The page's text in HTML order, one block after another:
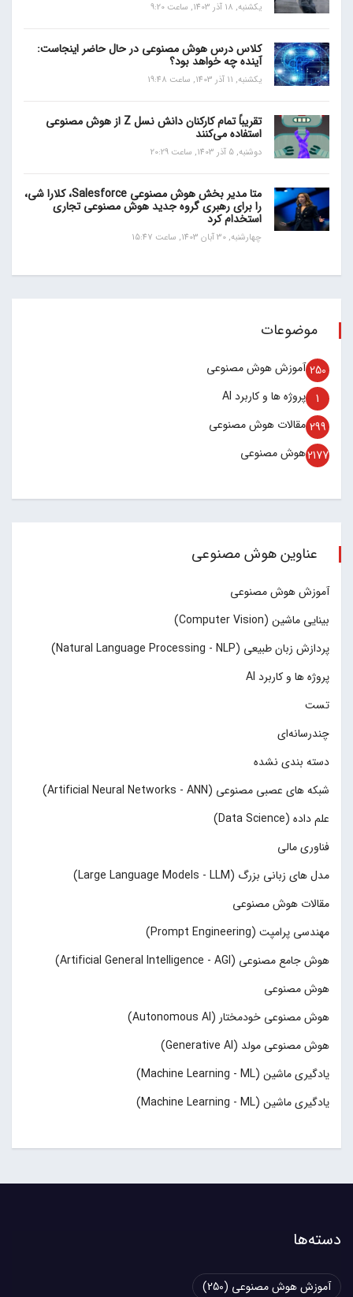
یکشنبه, 18 آذر 1403, ساعت 9:20
کلاس درس هوش مصنوعی در حال حاضر اینجاست:
آینده چه خواهد بود؟
یکشنبه, 11 آذر 1403, ساعت 19:48
تقریباً تمام کارکنان دانش نسل Z از هوش مصنوعی
استفاده می‌کنند
دوشنبه, 5 آذر 1403, ساعت 20:29
متا مدیر بخش هوش مصنوعی Salesforce، کلارا شی،
را برای رهبری گروه جدید هوش مصنوعی تجاری
استخدام کرد
چهارشنبه, 30 آبان 1403, ساعت 15:47
موضوعات
آموزش هوش مصنوعی 250
پروژه ها و کاربرد AI 1
مقالات هوش مصنوعی 299
هوش مصنوعی2177
عناوین هوش مصنوعی
آموزش هوش مصنوعی
بینایی ماشین (Computer Vision)
پردازش زبان طبیعی (Natural Language Processing - NLP)
پروژه ها و کاربرد AI
تست
چند‌‌رسانه‌ای
دسته بندی نشده
شبکه های عصبی مصنوعی (Artificial Neural Networks - ANN)
علم داده (Data Science)
فناوری مالی
مدل های زبانی بزرگ (Large Language Models - LLM)
مقالات هوش مصنوعی
مهندسی پرامپت (Prompt Engineering)
هوش جامع مصنوعی (Artificial General Intelligence - AGI)
هوش مصنوعی
هوش مصنوعی خودمختار (Autonomous AI)
هوش مصنوعی مولد (Generative AI)
یادگیری ماشین (Machine Learning - ML)
یادگیری ماشین (Machine Learning - ML)
دسته‌ها
آموزش هوش مصنوعی (250)